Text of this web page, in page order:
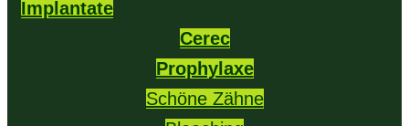
Implantate
Cerec
Prophylaxe
Schöne Zähne